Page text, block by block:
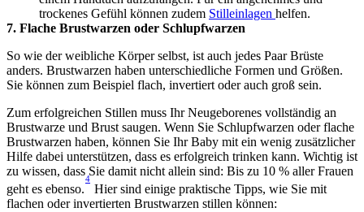
trockenes Gefühl können zudem Stilleinlagen helfen.
7. Flache Brustwarzen oder Schlupfwarzen
So wie der weibliche Körper selbst, ist auch jedes Paar Brüste
anders. Brustwarzen haben unterschiedliche Formen und Größen.
Sie können zum Beispiel flach, invertiert oder auch groß sein.
Zum erfolgreichen Stillen muss Ihr Neugeborenes vollständig an
Brustwarze und Brust saugen. Wenn Sie Schlupfwarzen oder flache
Brustwarzen haben, können Sie Ihr Baby mit ein wenig zusätzlicher
Hilfe dabei unterstützen, dass es erfolgreich trinken kann. Wichtig ist
zu wissen, dass Sie damit nicht allein sind: Bis zu 10 % aller Frauen
geht es ebenso.
4
Hier sind einige praktische Tipps, wie Sie mit
flachen oder invertierten Brustwarzen stillen können: